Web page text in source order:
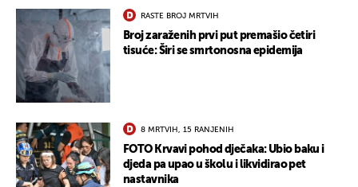
RASTE BROJ MRTVIH
Broj zaraženih prvi put premašio četiri
tisuće: Širi se smrtonosna epidemija
8 MRTVIH, 15 RANJENIH
FOTO Krvavi pohod dječaka: Ubio baku i
djeda pa upao u školu i likvidirao pet
nastavnika